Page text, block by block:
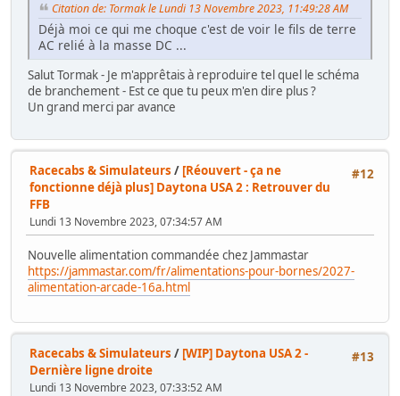
Citation de: Tormak le Lundi 13 Novembre 2023, 11:49:28 AM
Déjà moi ce qui me choque c'est de voir le fils de terre
AC relié à la masse DC ...
Salut Tormak - Je m'apprêtais à reproduire tel quel le schéma
de branchement - Est ce que tu peux m'en dire plus ?
Un grand merci par avance
#12
Racecabs & Simulateurs / [Réouvert - ça ne
fonctionne déjà plus] Daytona USA 2 : Retrouver du
FFB
Lundi 13 Novembre 2023, 07:34:57 AM
Nouvelle alimentation commandée chez Jammastar
https://jammastar.com/fr/alimentations-pour-bornes/2027-
alimentation-arcade-16a.html
#13
Racecabs & Simulateurs / [WIP] Daytona USA 2 -
Dernière ligne droite
Lundi 13 Novembre 2023, 07:33:52 AM